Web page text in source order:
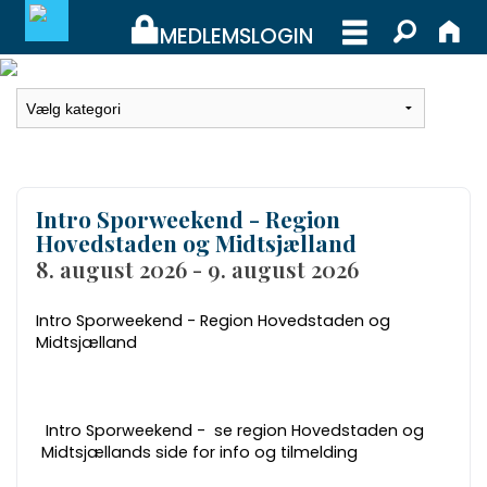
MEDLEMSLOGIN
MEDLEMSLOGIN
WEBSHOP
Intro Sporweekend - Region
Hovedstaden og Midtsjælland
8. august 2026 - 9. august 2026
Intro Sporweekend - Region Hovedstaden og
Midtsjælland
Intro Sporweekend - se region Hovedstaden og
Midtsjællands side for info og tilmelding